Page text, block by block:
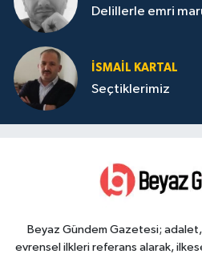
Delillerle emri
İSMAIL KARTAL
Seçtiklerimiz
Beyaz Gündem Gazetesi;
evrensel ilkleri referans alarak,